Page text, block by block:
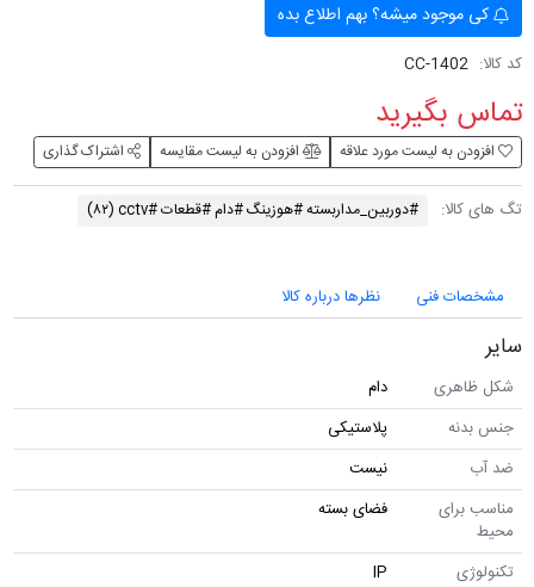
کی موجود میشه؟ بهم اطلاع بده
کد کالا: CC-1402
تماس بگیرید
افزودن به لیست مورد علاقه افزودن به لیست مقایسه اشتراک گذاری
تگ های کالا: #دوربین_مداربسته #هوزینگ #دام #قطعات #cctv (۸۲)
مشخصات فنی نظرها درباره کالا
سایر
شکل ظاهری
دام
جنس بدنه
پلاستیکی
ضد آب
نیست
مناسب برای
محیط
فضای بسته
تکنولوژی
IP